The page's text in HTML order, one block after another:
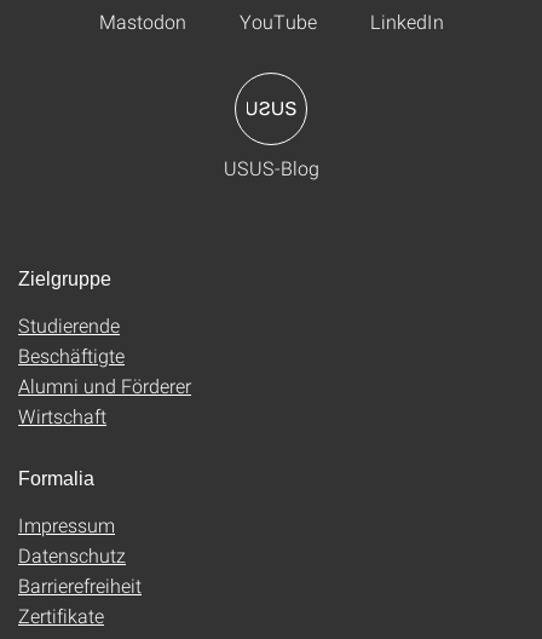
Mastodon YouTube LinkedIn
USUS-Blog
Zielgruppe
Studierende
Beschäftigte
Alumni und Förderer
Wirtschaft
Formalia
Impressum
Datenschutz
Barrierefreiheit
Zertifikate